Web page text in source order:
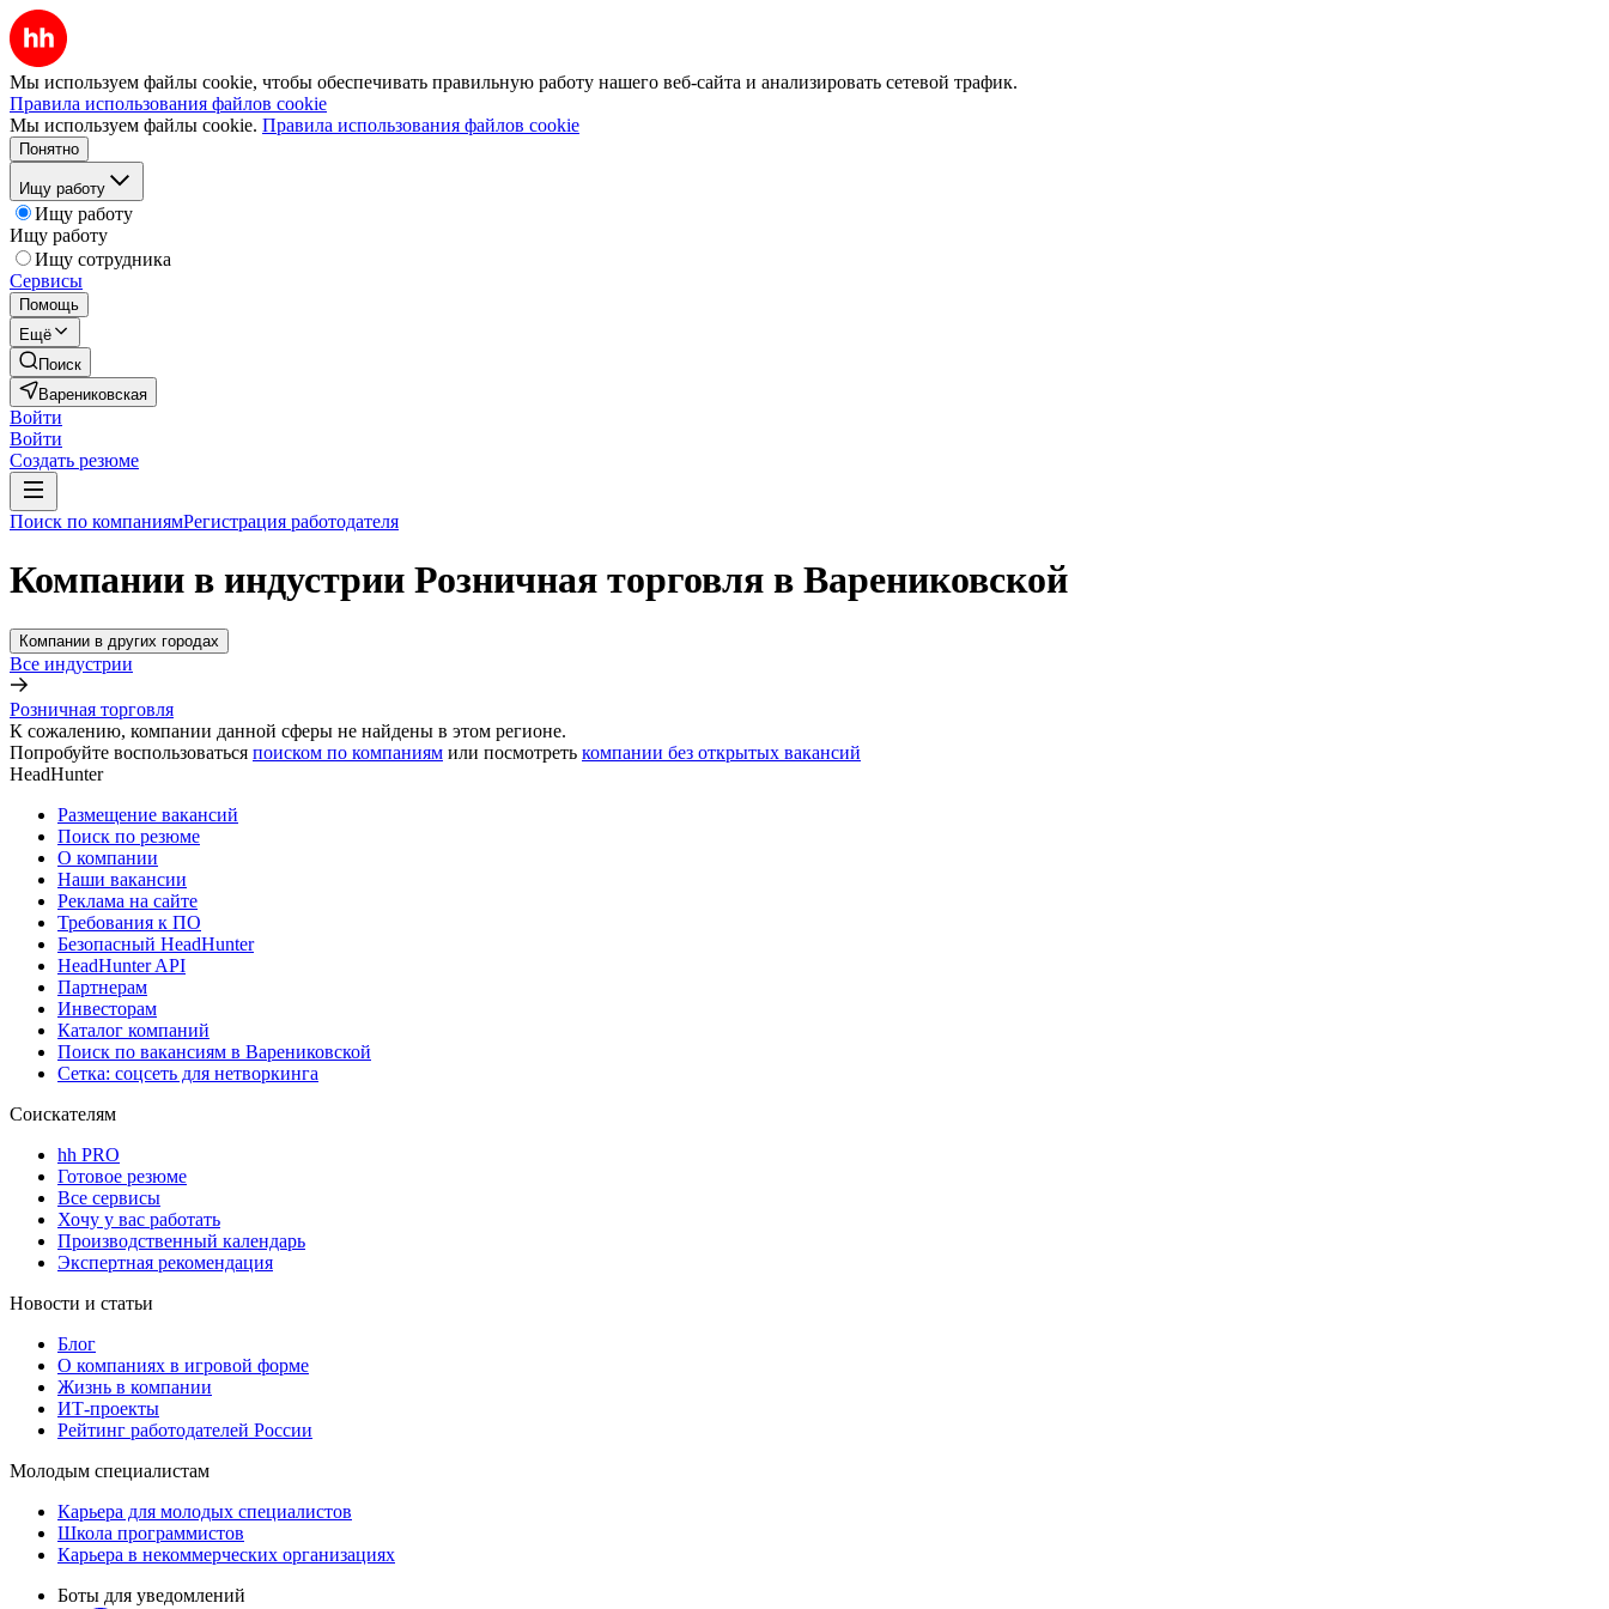
Мы используем файлы cookie, чтобы обеспечивать правильную работу нашего веб-сайта и анализировать сетевой трафик.
Правила использования файлов cookie
Мы используем файлы cookie. Правила использования файлов cookie
Понятно
Ищу работу
Ищу работу
Ищу работу
Ищу сотрудника
Сервисы
Помощь
Ещё
Поиск
Варениковская
Войти
Войти
Создать резюме
Поиск по компаниямРегистрация работодателя
Компании в индустрии Розничная торговля в Варениковской
Компании в других городах
Все индустрии
Розничная торговля
К сожалению, компании данной сферы не найдены в этом регионе.
Попробуйте воспользоваться поиском по компаниям или посмотреть компании без открытых вакансий
HeadHunter
Размещение вакансий
Поиск по резюме
О компании
Наши вакансии
Реклама на сайте
Требования к ПО
Безопасный HeadHunter
HeadHunter API
Партнерам
Инвесторам
Каталог компаний
Поиск по вакансиям в Варениковской
Сетка: соцсеть для нетворкинга
Соискателям
hh PRO
Готовое резюме
Все сервисы
Хочу у вас работать
Производственный календарь
Экспертная рекомендация
Новости и статьи
Блог
О компаниях в игровой форме
Жизнь в компании
ИТ-проекты
Рейтинг работодателей России
Молодым специалистам
Карьера для молодых специалистов
Школа программистов
Карьера в некоммерческих организациях
Боты для уведомлений